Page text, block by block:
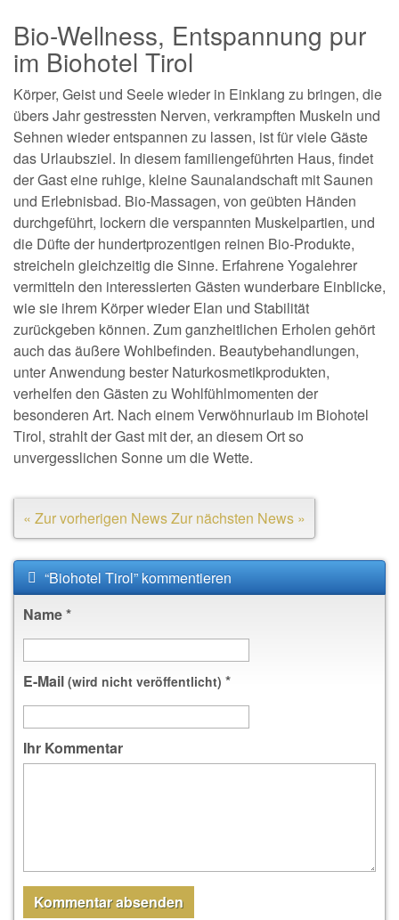
Bio-Wellness, Entspannung pur
im Biohotel Tirol
Körper, Geist und Seele wieder in Einklang zu bringen, die
übers Jahr gestressten Nerven, verkrampften Muskeln und
Sehnen wieder entspannen zu lassen, ist für viele Gäste
das Urlaubsziel. In diesem familiengeführten Haus, findet
der Gast eine ruhige, kleine Saunalandschaft mit Saunen
und Erlebnisbad. Bio-Massagen, von geübten Händen
durchgeführt, lockern die verspannten Muskelpartien, und
die Düfte der hundertprozentigen reinen Bio-Produkte,
streicheln gleichzeitig die Sinne. Erfahrene Yogalehrer
vermitteln den interessierten Gästen wunderbare Einblicke,
wie sie ihrem Körper wieder Elan und Stabilität
zurückgeben können. Zum ganzheitlichen Erholen gehört
auch das äußere Wohlbefinden. Beautybehandlungen,
unter Anwendung bester Naturkosmetikprodukten,
verhelfen den Gästen zu Wohlfühlmomenten der
besonderen Art. Nach einem Verwöhnurlaub im Biohotel
Tirol, strahlt der Gast mit der, an diesem Ort so
unvergesslichen Sonne um die Wette.
« Zur vorherigen NewsZur nächsten News »
“Biohotel Tirol” kommentieren
Name*
E-Mail (wird nicht veröffentlicht) *
Ihr Kommentar